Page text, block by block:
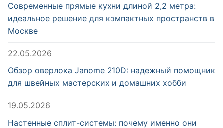
Современные прямые кухни длиной 2,2 метра:
идеальное решение для компактных пространств в
Москве
22.05.2026
Обзор оверлока Janome 210D: надежный помощник
для швейных мастерских и домашних хобби
19.05.2026
Настенные сплит-системы: почему именно они